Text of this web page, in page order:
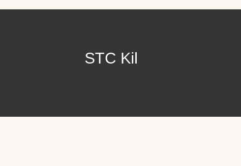
STC Kil